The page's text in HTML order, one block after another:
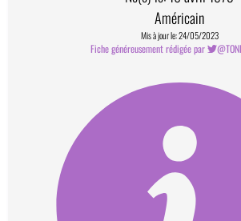
Américain
Mis à jour le: 24/05/2023
Fiche généreusement rédigée par